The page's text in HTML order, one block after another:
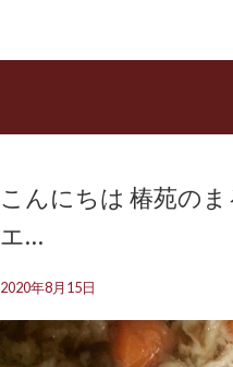
こんにちは️ 椿苑の
エ…
2020年8月15日